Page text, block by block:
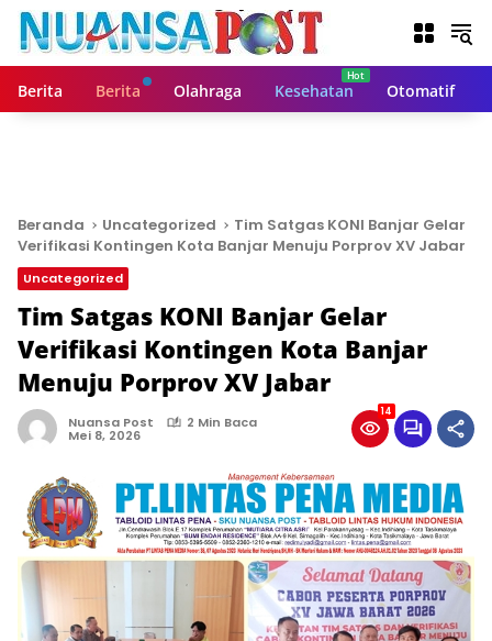
Berita Berita Olahraga Kesehatan Otomatif
Beranda Uncategorized
Tim Satgas KONI Banjar Gelar
Verifikasi Kontingen Kota Banjar Menuju Porprov XV Jabar
Uncategorized
Tim Satgas KONI Banjar Gelar
Verifikasi Kontingen Kota Banjar
Menuju Porprov XV Jabar
Nuansa Post 2 Min Baca
Mei 8, 2026
14